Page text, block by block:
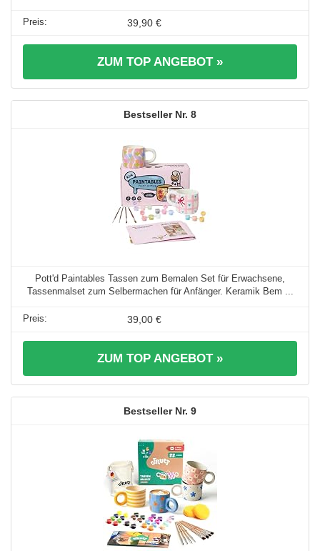
39,90 €
ZUM TOP ANGEBOT »
8
Pott'd Paintables Tassen zum Bemalen Set für Erwachsene,
Tassenmalset zum Selbermachen für Anfänger. Keramik Bem ...
39,00 €
ZUM TOP ANGEBOT »
9